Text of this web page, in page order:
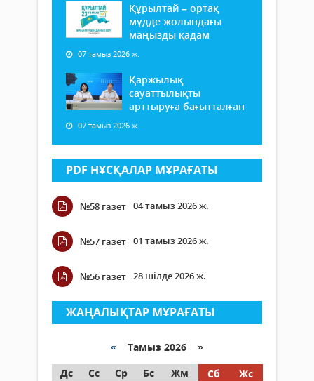
Құрылтай – ортақ
мүдде жолындағы
маңызды қадам
07 тамыз 2026 ж.
Қаржылық
сауаттылықты
арттыруға бағытталған
07 тамыз 2026 ж.
PDF НҰСҚАЛАР МҰРАҒАТЫ
№58 газет 04 тамыз 2026 ж.
№57 газет 01 тамыз 2026 ж.
№56 газет 28 шілде 2026 ж.
ЖАҢАЛЫҚТАР МҰРАҒАТЫ
« Тамыз 2026 »
Дс
Сс Ср Бс Жм Сб
Жс